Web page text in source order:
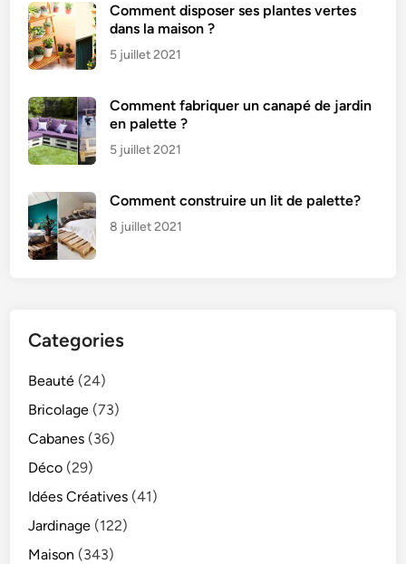
Comment disposer ses plantes vertes
dans la maison ?
5 juillet 2021
Comment fabriquer un canapé de jardin
en palette ?
5 juillet 2021
Comment construire un lit de palette?
8 juillet 2021
Categories
Beauté (24)
Bricolage (73)
Cabanes (36)
Déco (29)
Idées Créatives (41)
Jardinage (122)
Maison (343)